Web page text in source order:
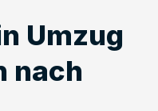
Umzug
nach